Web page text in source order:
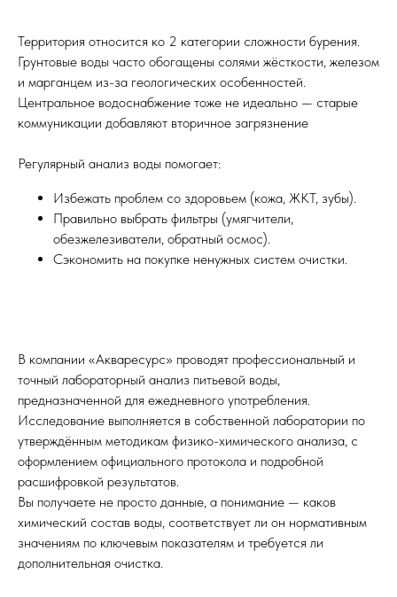
Территория относится ко 2 категории сложности бурения.
Грунтовые воды часто обогащены солями жёсткости, железом
и марганцем из-за геологических особенностей.
Центральное водоснабжение тоже не идеально — старые
коммуникации добавляют вторичное загрязнение
Регулярный анализ воды помогает:
Избежать проблем со здоровьем (кожа, ЖКТ, зубы).
Правильно выбрать фильтры (умягчители,
обезжелезиватели, обратный осмос).
Сэкономить на покупке ненужных систем очистки.
В компании «Акваресурс» проводят профессиональный и
точный лабораторный анализ питьевой воды,
предназначенной для ежедневного употребления.
Исследование выполняется в собственной лаборатории по
утверждённым методикам физико-химического анализа, с
оформлением официального протокола и подробной
расшифровкой результатов.
Вы получаете не просто данные, а понимание — каков
химический состав воды, соответствует ли он нормативным
значениям по ключевым показателям и требуется ли
дополнительная очистка.